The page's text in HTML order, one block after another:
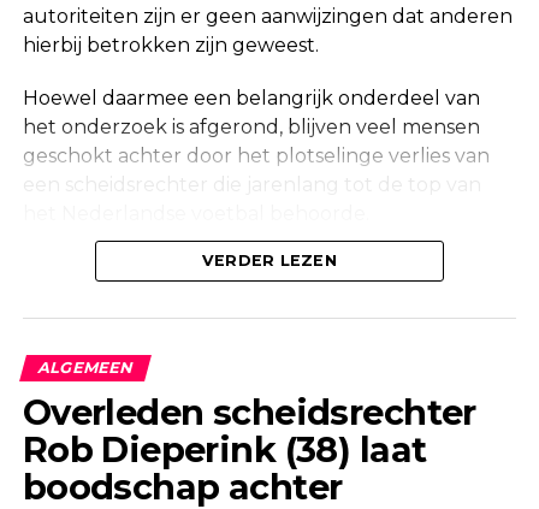
autoriteiten zijn er geen aanwijzingen dat anderen
hierbij betrokken zijn geweest.
Hoewel daarmee een belangrijk onderdeel van
het onderzoek is afgerond, blijven veel mensen
geschokt achter door het plotselinge verlies van
een scheidsrechter die jarenlang tot de top van
Onderzoek na vondst in woning
Maandag werd in een woning aan de Korte
Molenstraat in Borculo een overleden persoon
aangetroffen. Kort daarna bevestigde de politie
dat er onderzoek werd gedaan naar de
omstandigheden van het overlijden.
Ook een forensisch onderzoeksteam kwam ter
VERDER LEZEN
ALGEMEEN
Overleden scheidsrechter
Rob Dieperink (38) laat
boodschap achter